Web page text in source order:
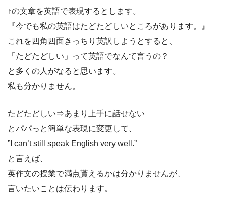
↑の文章を英語で表現するとします。
『今でも私の英語はたどたどしいところがあります。』
これを四角四面きっちり英訳しようとすると、
「たどたどしい」って英語でなんて言うの？
と多くの人がなると思います。
私も分かりません。
たどたどしい⇒あまり上手に話せない
とパパっと簡単な表現に変更して、
”I can’t still speak English very well.”
と言えば、
英作文の授業で満点貰えるかは分かりませんが、
言いたいことは伝わります。